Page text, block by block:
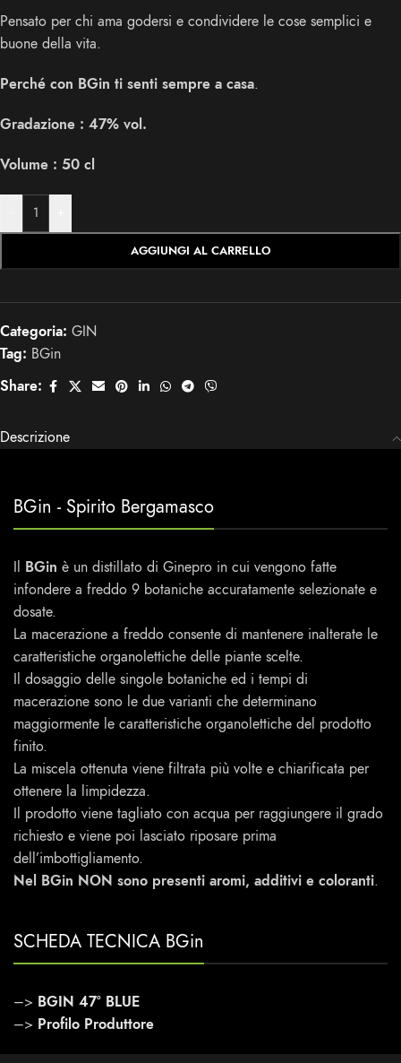
Pensato per chi ama godersi e condividere le cose semplici e
buone della vita.
Perché con BGin ti senti sempre a casa.
Gradazione : 47% vol.
Volume : 50 cl
AGGIUNGI AL CARRELLO
Categoria: GIN
Tag: BGin
Share:
Descrizione
BGin - Spirito Bergamasco
Il BGin è un distillato di Ginepro in cui vengono fatte
infondere a freddo 9 botaniche accuratamente selezionate e
dosate.
La macerazione a freddo consente di mantenere inalterate le
caratteristiche organolettiche delle piante scelte.
Il dosaggio delle singole botaniche ed i tempi di
macerazione sono le due varianti che determinano
maggiormente le caratteristiche organolettiche del prodotto
finito.
La miscela ottenuta viene filtrata più volte e chiarificata per
ottenere la limpidezza.
Il prodotto viene tagliato con acqua per raggiungere il grado
richiesto e viene poi lasciato riposare prima
dell’imbottigliamento.
Nel BGin NON sono presenti aromi, additivi e coloranti.
SCHEDA TECNICA BGin
–> BGIN 47° BLUE
–> Profilo Produttore